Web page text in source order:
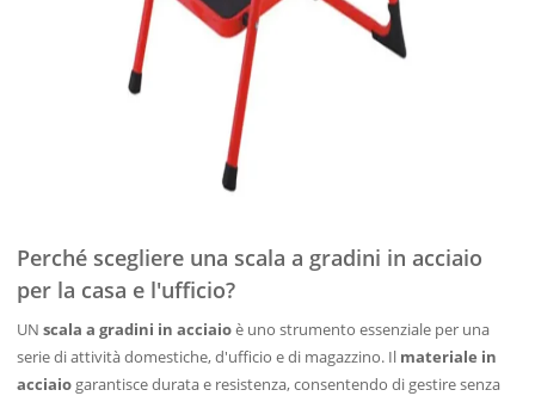
Perché scegliere una scala a gradini in acciaio
per la casa e l'ufficio?
UNscala a gradini in acciaioè uno strumento essenziale per una
serie di attività domestiche, d'ufficio e di magazzino. Il materiale in
acciaio garantisce durata e resistenza, consentendo di gestire senza